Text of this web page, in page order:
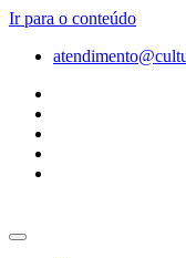
Ir para o conteúdo